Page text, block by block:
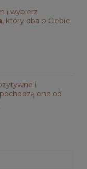
i wybierz
, który dba o Ciebie
i
one od